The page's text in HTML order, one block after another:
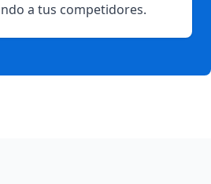
a tus competidores.